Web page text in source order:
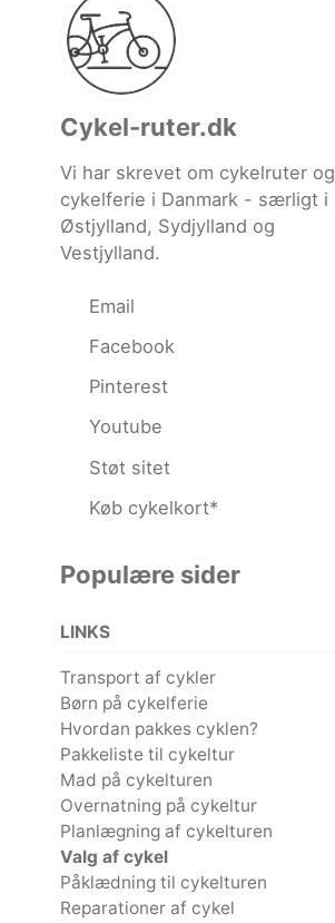
Cykel-ruter.dk
Vi har skrevet om cykelruter og
cykelferie i Danmark - særligt i
Østjylland, Sydjylland og
Vestjylland.
Email
Facebook
Pinterest
Youtube
Støt sitet
Køb cykelkort*
Populære sider
LINKS
Transport af cykler
Børn på cykelferie
Hvordan pakkes cyklen?
Pakkeliste til cykeltur
Mad på cykelturen
Overnatning på cykeltur
Planlægning af cykelturen
Valg af cykel
Påklædning til cykelturen
Reparationer af cykel